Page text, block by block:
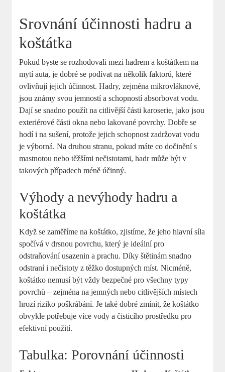
Srovnání účinnosti hadru a
koštátka
Pokud byste se rozhodovali mezi hadrem a koštátkem na
mytí auta, je dobré se podívat na několik faktorů, které
ovlivňují jejich účinnost. Hadry, zejména mikrovláknové,
jsou známy svou jemností a schopností absorbovat vodu.
Dají se snadno použít na citlivější části karoserie, jako jsou
exteriérové části okna nebo lakované povrchy. Dobře se
hodí i na sušení, protože jejich schopnost zadržovat vodu
je výborná. Na druhou stranu, pokud máte co dočinění s
mastnotou nebo těžšími nečistotami, hadr může být v
takových případech méně účinný.
Výhody a nevýhody hadru a
koštátka
Když se zaměříme na koštátko, zjistíme, že jeho hlavní síla
spočívá v drsnou povrchu, který je ideální pro
odstraňování usazenin a prachu. Díky štětinám snadno
odstraní i nečistoty z těžko dostupných míst. Nicméně,
koštátko nemusí být vždy bezpečné pro všechny typy
povrchů – zejména na jemných nebo citlivějších místech
hrozí riziko poškrábání. Je také dobré zmínit, že koštátko
obvykle potřebuje více vody a čisticího prostředku pro
efektivní použití.
Tabulka: Porovnání účinnosti